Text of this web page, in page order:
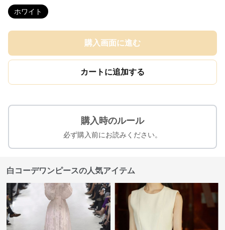
ホワイト
購入画面に進む
カートに追加する
購入時のルール
必ず購入前にお読みください。
白コーデワンピースの人気アイテム